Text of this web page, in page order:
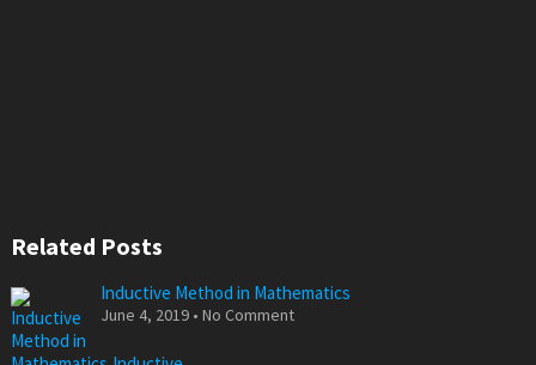
Related Posts
Inductive Method in Mathematics
June 4, 2019 • No Comment